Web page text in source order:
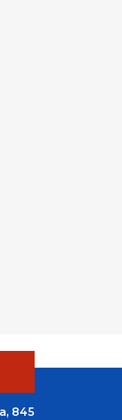
845